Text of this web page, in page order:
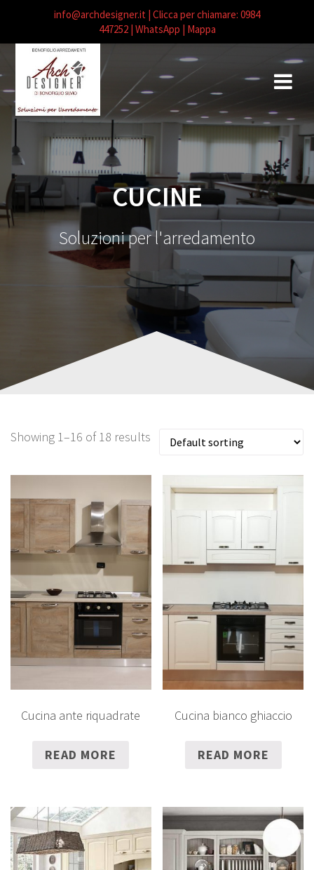
contenuto
CUCINE
Soluzioni per l'arredamento
Showing 1–16 of 18 results
Cucina ante riquadrate
READ MORE
Cucina bianco ghiaccio
READ MORE
info@archdesigner.it | Clicca per chiamare: 0984
447252| WhatsApp | Mappa